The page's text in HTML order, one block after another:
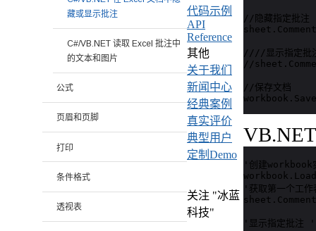
//隐藏指定批注
////显示指定
//
//保存文档
VB.NET
'创建
'获取第一个
'显示指定批
藏或显示批注
C#/VB.NET 读取 Excel 批注中
的文本和图片
公式
页眉和页脚
打印
条件格式
透视表
代码示例
API
Reference
其他
关于我们
新闻中心
经典案例
真实评价
典型用户
定制Demo
关注 "冰蓝
科技"